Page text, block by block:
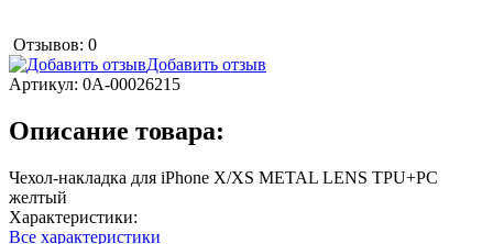
Отзывов: 0
Добавить отзыв
Артикул: 0А-00026215
Описание товара:
Чехол-накладка для iPhone X/XS METAL LENS TPU+PC
желтый
Характеристики:
Все характеристики